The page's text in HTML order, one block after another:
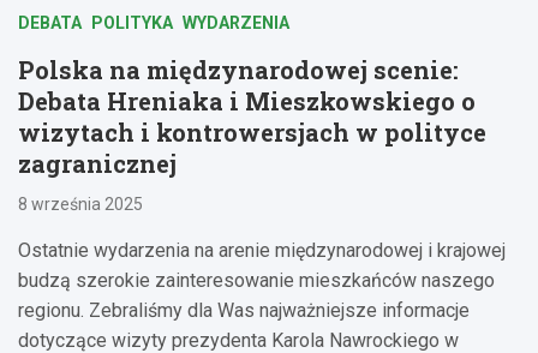
DEBATA POLITYKA WYDARZENIA
Polska na międzynarodowej scenie:
Debata Hreniaka i Mieszkowskiego o
wizytach i kontrowersjach w polityce
zagranicznej
8 września 2025
Ostatnie wydarzenia na arenie międzynarodowej i krajowej
budzą szerokie zainteresowanie mieszkańców naszego
regionu. Zebraliśmy dla Was najważniejsze informacje
dotyczące wizyty prezydenta Karola Nawrockiego w